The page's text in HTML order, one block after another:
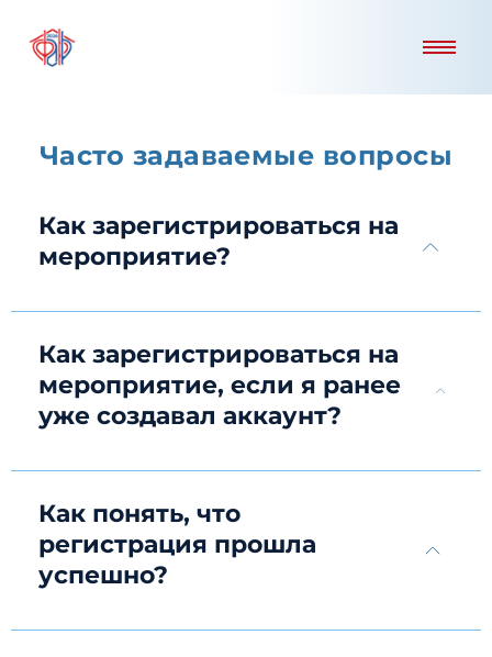
Часто задаваемые вопросы
Как зарегистрироваться на
мероприятие?
Как зарегистрироваться на
мероприятие, если я ранее
уже создавал аккаунт?
Как понять, что
регистрация прошла
успешно?